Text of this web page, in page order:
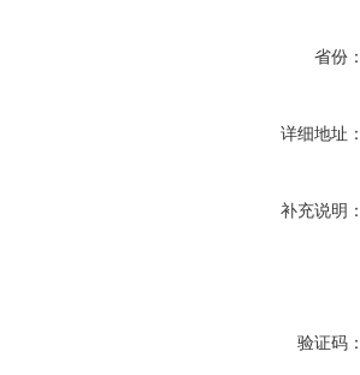
省份
详细地址
补充说明
验证码